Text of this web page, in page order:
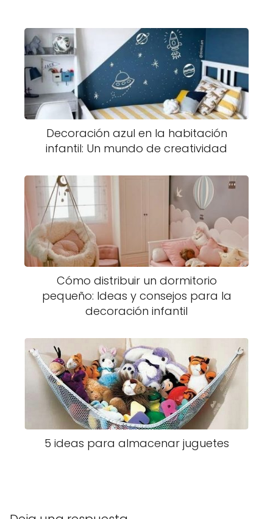
Decoración azul en la habitación
infantil: Un mundo de creatividad
Cómo distribuir un dormitorio
pequeño: Ideas y consejos para la
decoración infantil
5 ideas para almacenar juguetes